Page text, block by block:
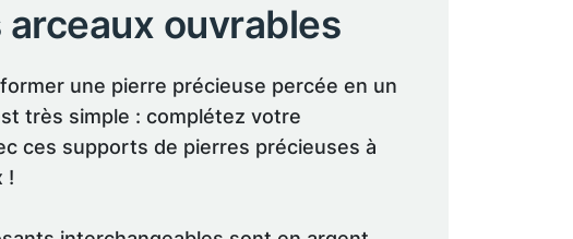
ouvrables
une pierre précieuse percée en un
très simple : complétez votre
ces supports de pierres précieuses à
!